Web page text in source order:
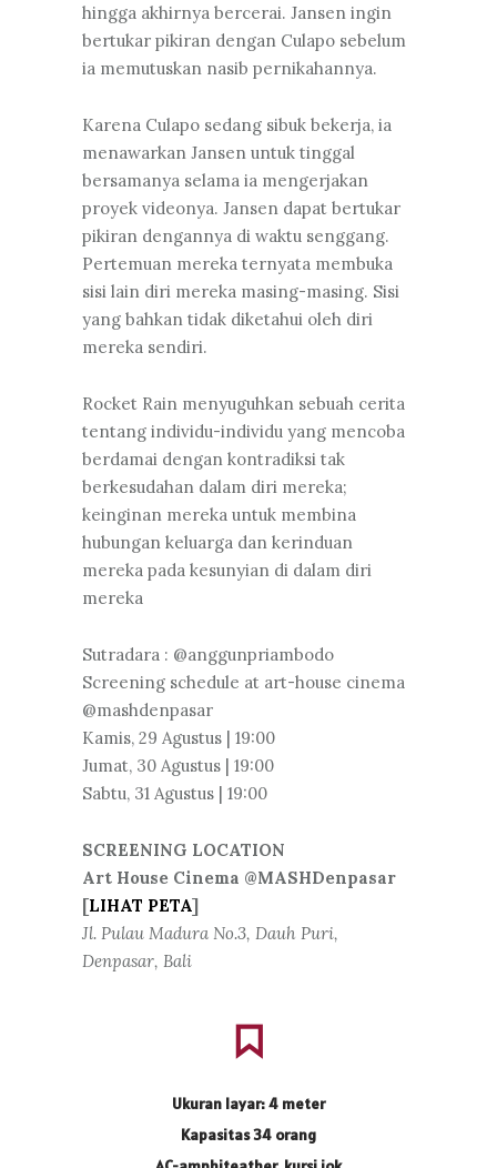
hingga akhirnya bercerai. Jansen ingin
bertukar pikiran dengan Culapo sebelum
ia memutuskan nasib pernikahannya.
Karena Culapo sedang sibuk bekerja, ia
menawarkan Jansen untuk tinggal
bersamanya selama ia mengerjakan
proyek videonya. Jansen dapat bertukar
pikiran dengannya di waktu senggang.
Pertemuan mereka ternyata membuka
sisi lain diri mereka masing-masing. Sisi
yang bahkan tidak diketahui oleh diri
mereka sendiri.
Rocket Rain menyuguhkan sebuah cerita
tentang individu-individu yang mencoba
berdamai dengan kontradiksi tak
berkesudahan dalam diri mereka;
keinginan mereka untuk membina
hubungan keluarga dan kerinduan
mereka pada kesunyian di dalam diri
mereka
Sutradara : @anggunpriambodo
Screening schedule at art-house cinema
@mashdenpasar
Kamis, 29 Agustus | 19:00
Jumat, 30 Agustus | 19:00
Sabtu, 31 Agustus | 19:00
SCREENING LOCATION
Art House Cinema @MASHDenpasar
[LIHAT PETA]
Jl. Pulau Madura No.3, Dauh Puri,
Denpasar, Bali
Ukuran layar: 4 meter
Kapasitas 34 orang